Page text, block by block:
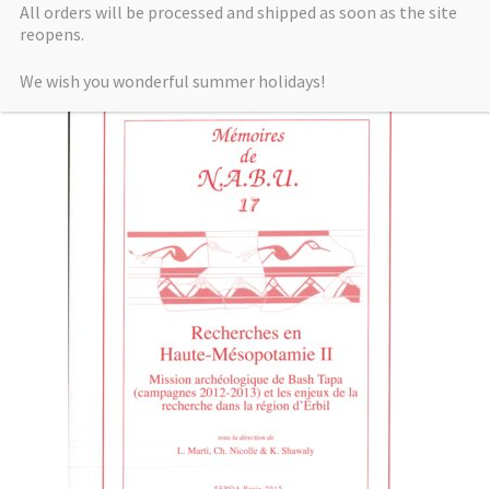
Autres séries
Boutique / Online Store
Comment payer ? How to pay?
Voici le seul résultat
All orders will be processed and shipped as soon as the site
reopens.
We wish you wonderful summer holidays!